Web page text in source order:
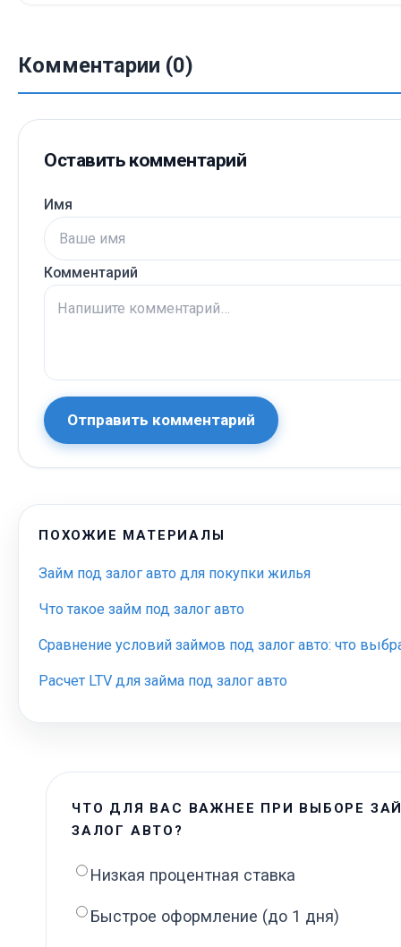
Комментарии (0)
Оставить комментарий
Имя
Комментарий
Отправить комментарий
ПОХОЖИЕ МАТЕРИАЛЫ
Займ под залог авто для покупки жилья
Что такое займ под залог авто
Сравнение условий займов под залог авто: что
Расчет LTV для займа под залог авто
ЧТО ДЛЯ ВАС ВАЖНЕЕ ПРИ ВЫБОРЕ
ЗАЛОГ АВТО?
Низкая процентная ставка
Быстрое оформление (до 1 дня)